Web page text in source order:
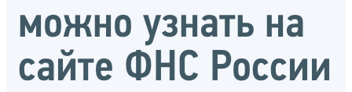
можно узнать на
сайте ФНС России